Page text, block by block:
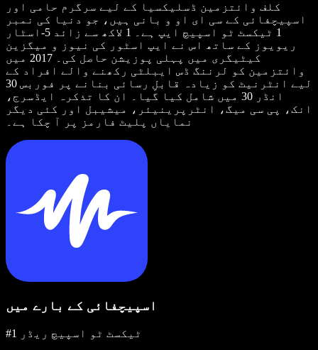
کلف وائتزمین ڈسلیکسیا کے لیے سرگرم حامی اور
اسپیچفائی کے سی ای او و بانی ہیں، جو دنیا کی نمبر
1 ٹیکسٹ ٹو اسپیچ ایپ ہے۔ 1 لاکھ سے زائد 5-اسٹار
ریویوز کے ساتھ اس نے ایپ اسٹور کی نیوز و میگزین
کیٹیگری میں پہلی پوزیشن حاصل کی۔ 2017 میں
وائتزمین کو لرننگ ڈس ایبلٹی رکھنے والے افراد کے
لیے انٹرنیٹ کو زیادہ قابلِ رسائی بنانے پر فوربس 30
انڈر 30 میں شامل کیا گیا۔ ان کا تذکرہ ایڈسرج،
انک، پی سی میگ، انٹرپرینیئر، میشیبل اور کئی دیگر
نمایاں پلیٹ فارمز پر آ چکا ہے۔
اسپیچفائی کے بارے میں
#1 ٹیکسٹ ٹو اسپیچ ریڈر